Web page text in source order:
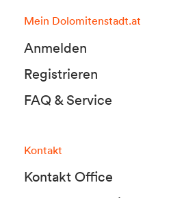
Mein Dolomitenstadt.at
Anmelden
Registrieren
FAQ & Service
Kontakt
Kontakt Office